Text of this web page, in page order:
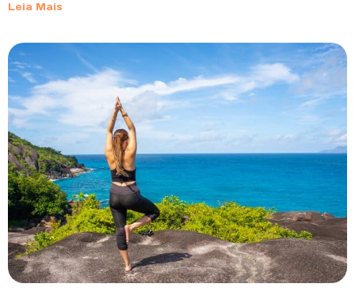
Leia Mais